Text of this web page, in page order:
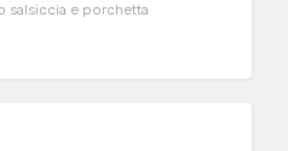
salsiccia e porchetta